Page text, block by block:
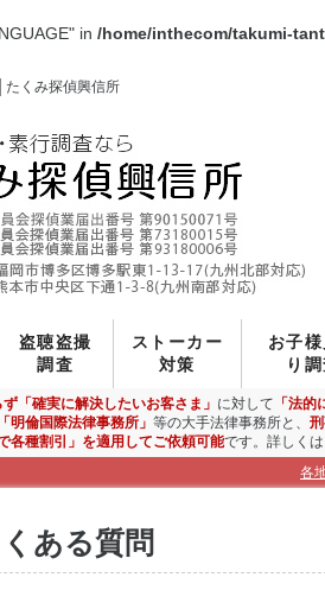
in /home/inthecom/takumi-
たくみ探偵興信所
盗聴盗撮
調査
ストーカー
対策
お子
り
「確実に解決したいお客さま」 に対して 「法的
明倫国際法律事務所」 等の大手法律事務所と、
各種割引」を適用してご依頼可能です。詳しくは
各
ある質問